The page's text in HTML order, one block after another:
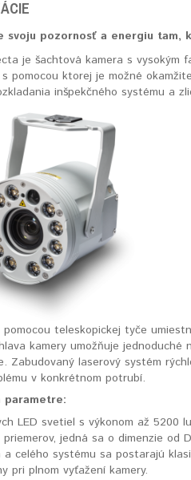
svoju pozornosť a energiu tam,
je šachtová kamera s vysokým
pomocou ktorej je možné
inšpekčného systému a
pomocou teleskopickej tyče
kamery umožňuje
Zabudovaný laserový systém
v konkrétnom potrubí.
parametre:
LED svetiel s výkonom až
priemerov, jedná sa o dimenzie od
a celého systému sa postarajú
pri plnom vyťažení kamery.